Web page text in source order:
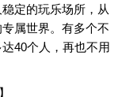
定的玩乐场所，从
属世界。有多个不
40个人，再也不用